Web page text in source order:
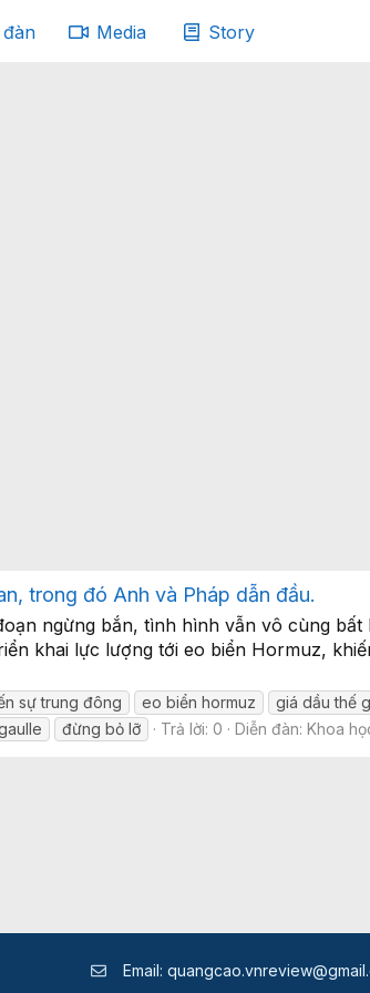
đàn Media Story
trong đó Anh và Pháp dẫn đầu.
ngừng bắn, tình hình vẫn vô cùng
khai lực lượng tới eo biển Hormuz,
sự trung đông eo biển hormuz giá dầu thế
đừng bỏ lỡ Trả lời: 0 Diễn đàn: Khoa
Email: